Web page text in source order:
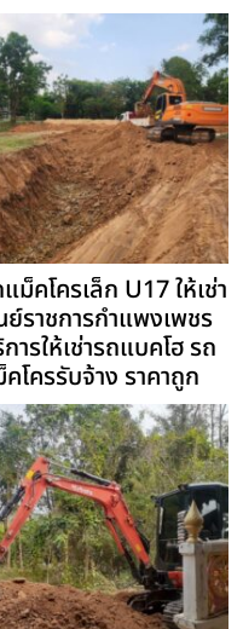
ม็คโครเล็ก U17 ให้เช่า
ราชการกำแพงเพชร
ารให้เช่ารถแบคโฮ รถ
โครรับจ้าง ราคาถูก